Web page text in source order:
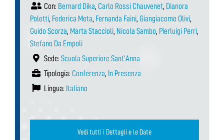
Con: Bernard Dika, Carlo Rossi Chauvenet, Dianora
Poletti, Federica Meta, Fernanda Faini, Giangiacomo Olivi,
Guido Scorza, Marta Staccioli, Nicola Sambo, Pierluigi Perri,
Stefano Da Empoli
Sede: Scuola Superiore Sant’Anna
Tipologia: Conferenza, In Presenza
Lingua: Italiano
Vedi tutti i Dettagli e le Date